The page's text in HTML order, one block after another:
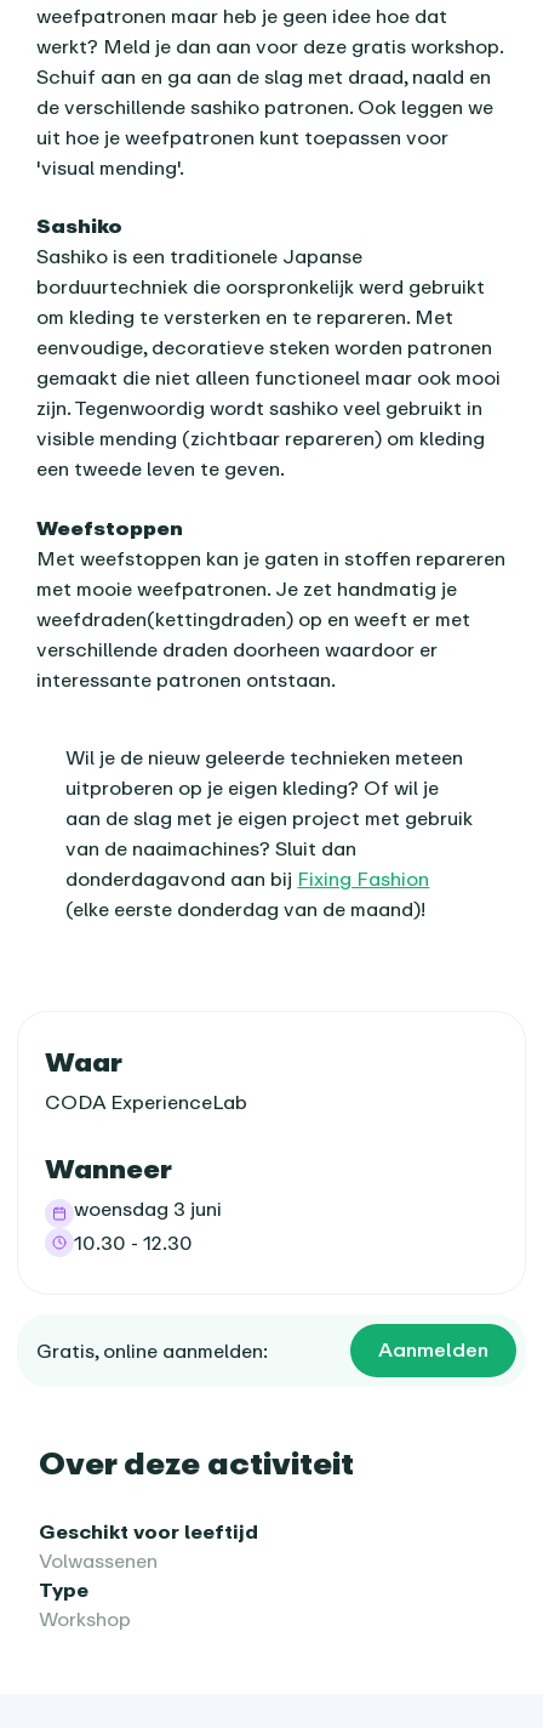
weefpatronen maar heb je geen idee hoe dat
werkt? Meld je dan aan voor deze gratis workshop.
Schuif aan en ga aan de slag met draad, naald en
de verschillende sashiko patronen. Ook leggen we
uit hoe je weefpatronen kunt toepassen voor
'visual mending'.
Sashiko
Sashiko is een traditionele Japanse
borduurtechniek die oorspronkelijk werd gebruikt
om kleding te versterken en te repareren. Met
eenvoudige, decoratieve steken worden patronen
gemaakt die niet alleen functioneel maar ook mooi
zijn. Tegenwoordig wordt sashiko veel gebruikt in
visible mending (zichtbaar repareren) om kleding
een tweede leven te geven.
Weefstoppen
Met weefstoppen kan je gaten in stoffen repareren
met mooie weefpatronen. Je zet handmatig je
weefdraden(kettingdraden) op en weeft er met
verschillende draden doorheen waardoor er
interessante patronen ontstaan.
Wil je de nieuw geleerde technieken meteen
uitproberen op je eigen kleding? Of wil je
aan de slag met je eigen project met gebruik
van de naaimachines? Sluit dan
donderdagavond aan bij Fixing Fashion
(elke eerste donderdag van de maand)!
Praktische informatie
Waar
CODA ExperienceLab
Wanneer
woensdag 3 juni
10.30 - 12.30
Gratis, online aanmelden: Aanmelden
Over deze activiteit
Geschikt voor leeftijd
Volwassenen
Type
Workshop